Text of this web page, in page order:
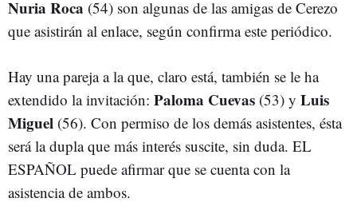
Nuria Roca (54) son algunas de las amigas de Cerezo
que asistirán al enlace, según confirma este periódico.
Hay una pareja a la que, claro está, también se le ha
extendido la invitación: Paloma Cuevas (53) y Luis
Miguel (56). Con permiso de los demás asistentes, ésta
será la dupla que más interés suscite, sin duda. EL
ESPAÑOL puede afirmar que se cuenta con la
asistencia de ambos.